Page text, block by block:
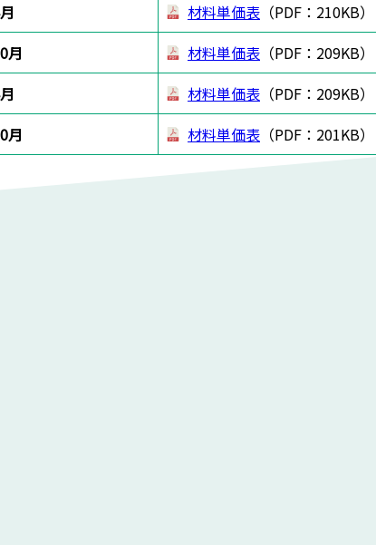
材料単価表 （PDF：210KB）
月
材料単価表 （PDF：209KB）
材料単価表 （PDF：209KB）
月
材料単価表 （PDF：201KB）